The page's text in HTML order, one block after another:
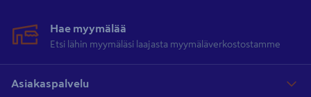
Hae myymälää
Etsi lähin myymäläsi laajasta myymäläverkostostamme
Asiakaspalvelu